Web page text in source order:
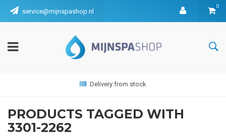
service@mijnspashop.nl
0
Delivery from stock
PRODUCTS TAGGED WITH
3301-2262